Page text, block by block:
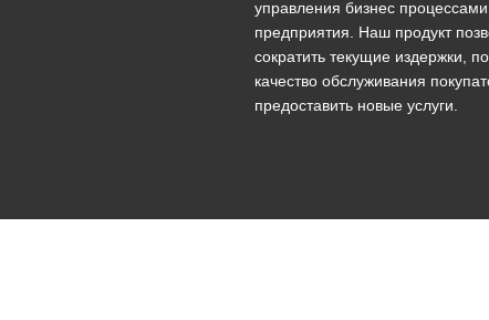
управления бизнес процессами
предприятия. Наш продукт
сократить текущие издержки,
качество обслуживания
предоставить новые услуги.